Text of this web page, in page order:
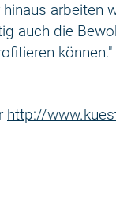
arbeiten
auch die
können."
http://